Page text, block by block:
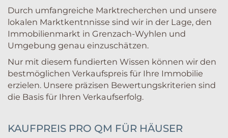
Durch umfangreiche Marktrecherchen und unsere
lokalen Marktkentnnisse sind wir in der Lage, den
Immobilienmarkt in Grenzach-Wyhlen und
Umgebung genau einzuschätzen.
Nur mit diesem fundierten Wissen können wir den
bestmöglichen Verkaufspreis für Ihre Immobilie
erzielen. Unsere präzisen Bewertungskriterien sind
die Basis für Ihren Verkaufserfolg.
KAUFPREIS PRO QM FÜR HÄUSER